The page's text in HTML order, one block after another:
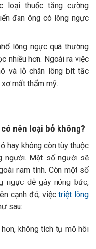
loại thuốc tăng cường
đàn ông có lông ngực
lông ngực quá thường
nhiều hơn. Ngoài ra việc
và lỗ chân lông bít tắc
mất thẩm mỹ.
nên loại bỏ không?
hay không còn tùy thuộc
người. Một số người sẽ
nam tính. Còn một số
ngực dễ gây nóng bức,
cạnh đó, việctriệt lông
sau:
không tích tụ mồ hôi